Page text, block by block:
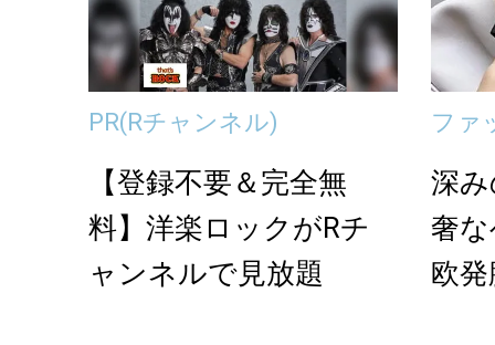
PR(Rチャンネル)
【登録不要＆完全無
料】洋楽ロックがRチ
ャンネルで見放題
ファ
深
奢
欧